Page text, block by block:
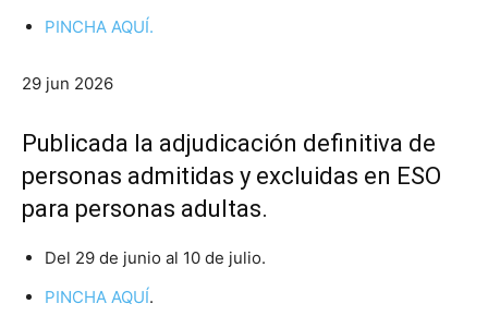
PINCHA AQUÍ.
29 jun 2026
Publicada la adjudicación definitiva de
personas admitidas y excluidas en ESO
para personas adultas.
Del 29 de junio al 10 de julio.
PINCHA AQUÍ.